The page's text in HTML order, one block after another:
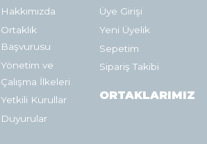
Hakkımızda
Ortaklık
Başvurusu
Yönetim ve
Çalışma İlkeleri
Yetkili Kurullar
Duyurular
Üye Girişi
Yeni Üyelik
Sepetim
Sipariş Takibi
ORTAKLARIMIZ